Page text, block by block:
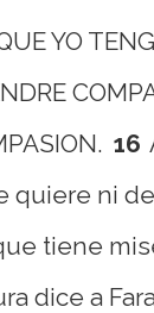
YO
16
quiere ni
tiene
dice a